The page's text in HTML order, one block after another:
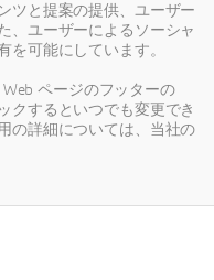
します。
管理するクッキーに保存
ズがご提供する
プラットフォー
ツと提案の提供、ユーザー
、ユーザーによるソーシャ
を可能にしています。
ページのフッターの
クするといつでも変更でき
の詳細については、当社の